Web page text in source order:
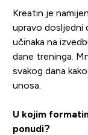
Kreatin je
upravo dosljedni
učinaka na
dane treninga.
svakog dana
unosa.
U kojim
ponudi?